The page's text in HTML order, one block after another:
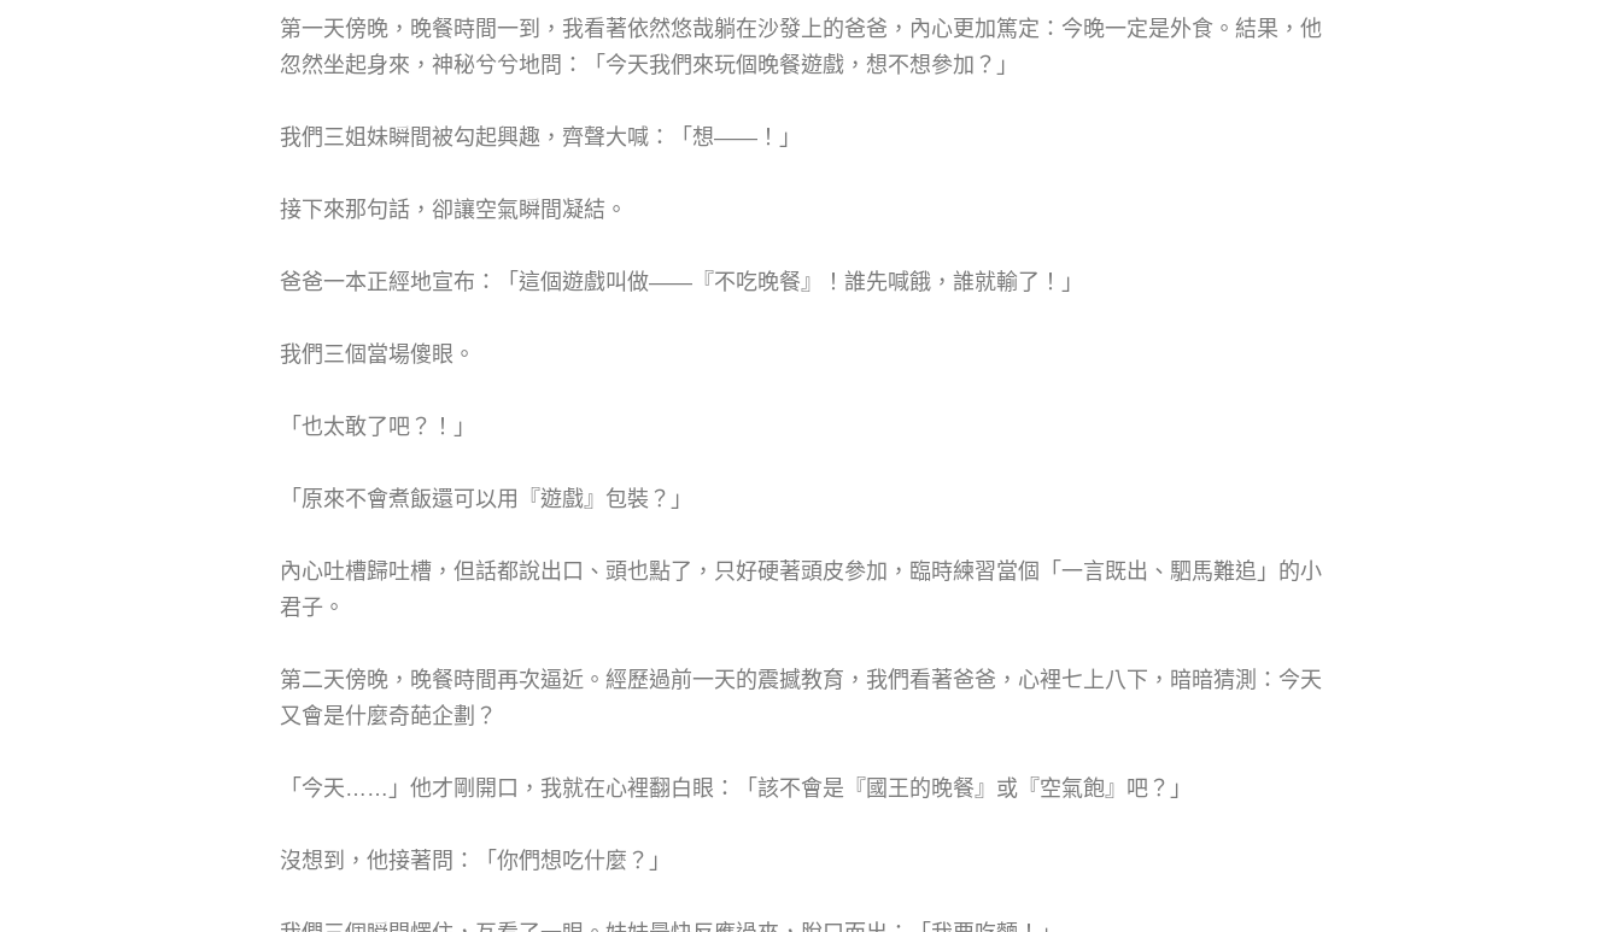
第一天傍晚，晚餐時間一到，我看著依然悠哉躺在沙發上的爸爸，內心更加篤定：今晚一定是外食。結果，他
忽然坐起身來，神秘兮兮地問：「今天我們來玩個晚餐遊戲，想不想參加？」
我們三姐妹瞬間被勾起興趣，齊聲大喊：「想——！」
接下來那句話，卻讓空氣瞬間凝結。
爸爸一本正經地宣布：「這個遊戲叫做——『不吃晚餐』！誰先喊餓，誰就輸了！」
我們三個當場傻眼。
「也太敢了吧？！」
「原來不會煮飯還可以用『遊戲』包裝？」
內心吐槽歸吐槽，但話都說出口、頭也點了，只好硬著頭皮參加，臨時練習當個「一言既出、駟馬難追」的小
君子。
第二天傍晚，晚餐時間再次逼近。經歷過前一天的震撼教育，我們看著爸爸，心裡七上八下，暗暗猜測：今天
又會是什麼奇葩企劃？
「今天……」他才剛開口，我就在心裡翻白眼：「該不會是『國王的晚餐』或『空氣飽』吧？」
沒想到，他接著問：「你們想吃什麼？」